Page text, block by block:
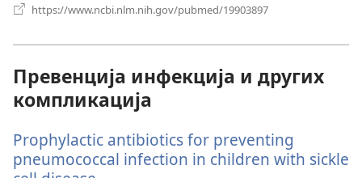
https://www.ncbi.nlm.nih.gov/pubmed/19903897
Превенција инфекција и других
компликација
Prophylactic antibiotics for preventing
pneumococcal infection in children with sickle